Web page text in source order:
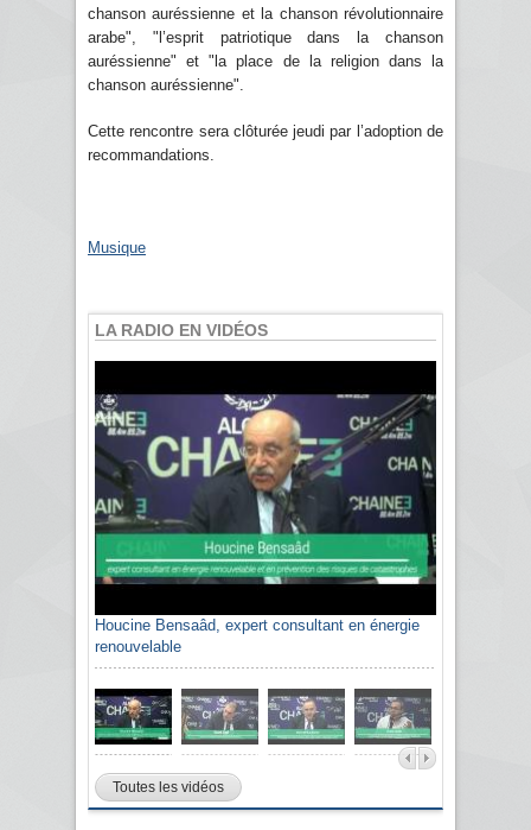
chanson auréssienne et la chanson révolutionnaire
arabe", "l’esprit patriotique dans la chanson
auréssienne" et "la place de la religion dans la
chanson auréssienne".
Cette rencontre sera clôturée jeudi par l’adoption de
recommandations.
Musique
LA RADIO EN VIDÉOS
Houcine Bensaâd, expert consultant en énergie
renouvelable
Toutes les vidéos